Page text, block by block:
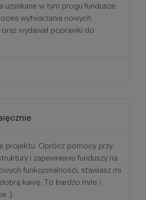
uzyskane w tym progu fundusze
wytwarzania nowych
wydawał poprawki do
projektu. Oprócz pomocy przy
i zapewnieniu funduszy na
funkcjonalności, stawiasz mi
kawę. To bardzo miłe i
:)